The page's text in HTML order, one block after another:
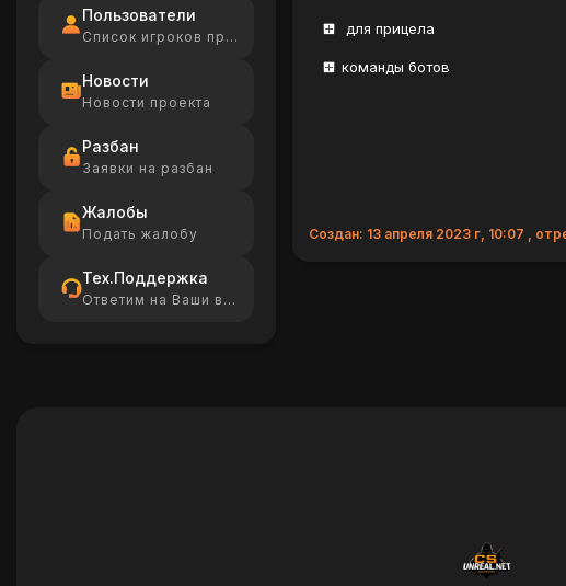
Пользователи
Список игроков проекта
Новости
Новости проекта
Разбан
Заявки на разбан
Жалобы
Подать жалобу
Тех.Поддержка
Ответим на Ваши вопросы
для прицела
команды ботов
Создан: 13 апреля 2023 г, 10:07 ,